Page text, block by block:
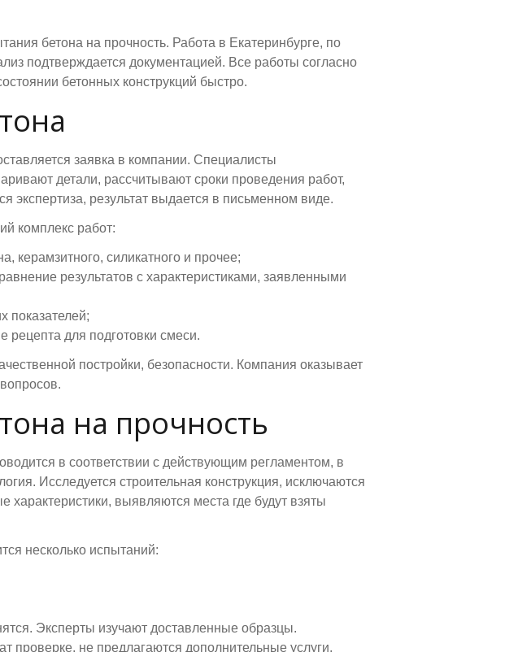
бетона на прочность. Работа в Екатеринбурге, по
подтверждается документацией. Все работы согласно
бетонных конструкций быстро.
заявка в компании. Специалисты
детали, рассчитывают сроки проведения работ,
экспертиза, результат выдается в письменном виде.
комплекс работ:
керамзитного, силикатного и прочее;
результатов с характеристиками, заявленными
показателей;
рецепта для подготовки смеси.
постройки, безопасности. Компания оказывает
на прочность
в соответствии с действующим регламентом, в
Исследуется строительная конструкция, исключаются
характеристики, выявляются места где будут взяты
несколько испытаний:
Эксперты изучают доставленные образцы.
проверке, не предлагаются дополнительные услуги,